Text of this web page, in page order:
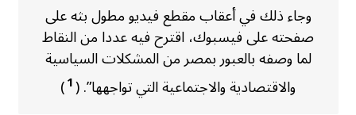
وجاء ذلك في أعقاب مقطع فيديو مطول بثه على
صفحته على فيسبوك، اقترح فيه عددا من النقاط
لما وصفه بالعبور بمصر من المشكلات السياسية
والاقتصادية والاجتماعية التي تواجهها”. (1
)